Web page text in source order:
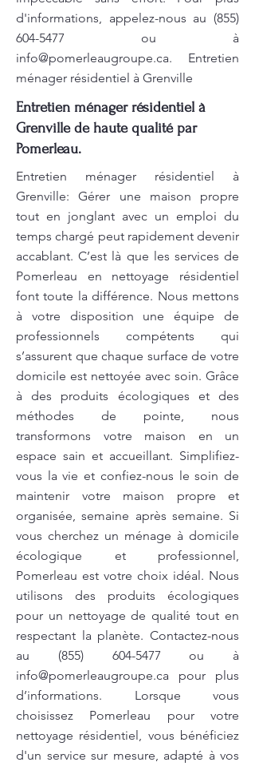
d'informations, appelez-nous au (855)
604-5477 ou à
info@pomerleaugroupe.ca. Entretien
ménager résidentiel à Grenville
Entretien ménager résidentiel à
Grenville de haute qualité par
Pomerleau.
Entretien ménager résidentiel à
Grenville: Gérer une maison propre
tout en jonglant avec un emploi du
temps chargé peut rapidement devenir
accablant. C’est là que les services de
Pomerleau en nettoyage résidentiel
font toute la différence. Nous mettons
à votre disposition une équipe de
professionnels compétents qui
s’assurent que chaque surface de votre
domicile est nettoyée avec soin. Grâce
à des produits écologiques et des
méthodes de pointe, nous
transformons votre maison en un
espace sain et accueillant. Simplifiez-
vous la vie et confiez-nous le soin de
maintenir votre maison propre et
organisée, semaine après semaine. Si
vous cherchez un ménage à domicile
écologique et professionnel,
Pomerleau est votre choix idéal. Nous
utilisons des produits écologiques
pour un nettoyage de qualité tout en
respectant la planète. Contactez-nous
au (855) 604-5477 ou à
info@pomerleaugroupe.ca pour plus
d’informations. Lorsque vous
choisissez Pomerleau pour votre
nettoyage résidentiel, vous bénéficiez
d'un service sur mesure, adapté à vos